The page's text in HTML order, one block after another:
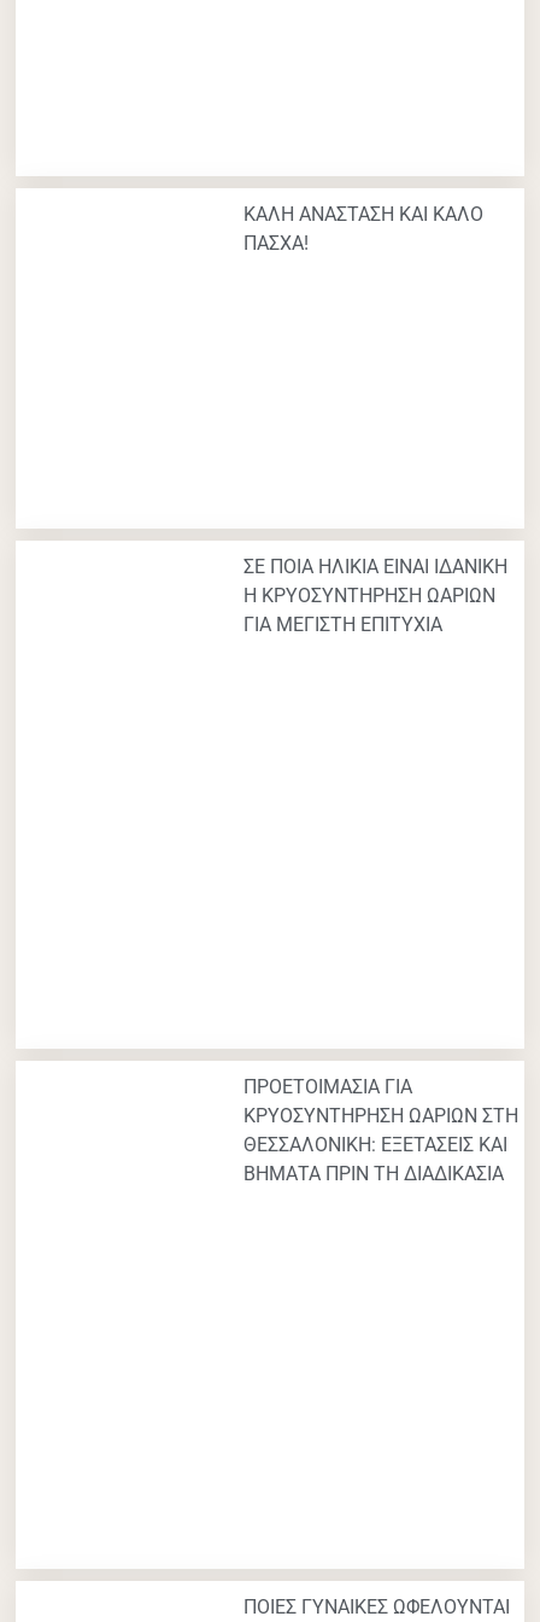
ΚΑΛΗ ΑΝΑΣΤΑΣΗ ΚΑΙ ΚΑΛΟ
ΠΑΣΧΑ!
ΣΕ ΠΟΙΑ ΗΛΙΚΙΑ ΕΙΝΑΙ ΙΔΑΝΙΚΗ
Η ΚΡΥΟΣΥΝΤΗΡΗΣΗ ΩΑΡΙΩΝ
ΓΙΑ ΜΕΓΙΣΤΗ ΕΠΙΤΥΧΙΑ
ΠΡΟΕΤΟΙΜΑΣΙΑ ΓΙΑ
ΚΡΥΟΣΥΝΤΗΡΗΣΗ ΩΑΡΙΩΝ ΣΤΗ
ΘΕΣΣΑΛΟΝΙΚΗ: ΕΞΕΤΑΣΕΙΣ ΚΑΙ
ΒΗΜΑΤΑ ΠΡΙΝ ΤΗ ΔΙΑΔΙΚΑΣΙΑ
ΠΟΙΕΣ ΓΥΝΑΙΚΕΣ ΩΦΕΛΟΥΝΤΑΙ